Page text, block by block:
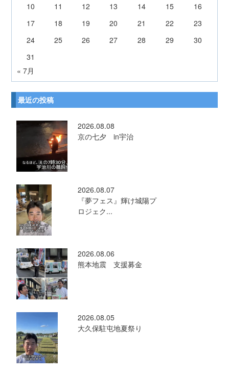
10
11 12 13 14 15
16
17
18 19 20 21 22
23
24
25 26 27 28 29
30
31
« 7月
最近の投稿
2026.08.08
京の七夕 in宇治
2026.08.07
『夢フェス』輝け城陽プ
ロジェク...
2026.08.06
熊本地震 支援募金
2026.08.05
大久保駐屯地夏祭り